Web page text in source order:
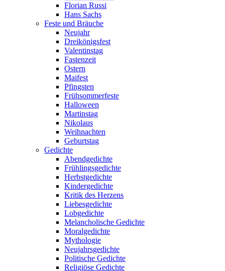
Florian Russi
Hans Sachs
Feste und Bräuche
Neujahr
Dreikönigsfest
Valentinstag
Fastenzeit
Ostern
Maifest
Pfingsten
Frühsommerfeste
Halloween
Martinstag
Nikolaus
Weihnachten
Geburtstag
Gedichte
Abendgedichte
Frühlingsgedichte
Herbstgedichte
Kindergedichte
Kritik des Herzens
Liebesgedichte
Lobgedichte
Melancholische Gedichte
Moralgedichte
Mythologie
Neujahrsgedichte
Politische Gedichte
Religiöse Gedichte